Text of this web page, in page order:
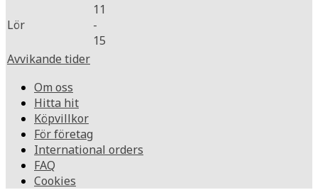
Lör
11
-
15
Avvikande tider
Om oss
Hitta hit
Köpvillkor
För företag
International orders
FAQ
Cookies